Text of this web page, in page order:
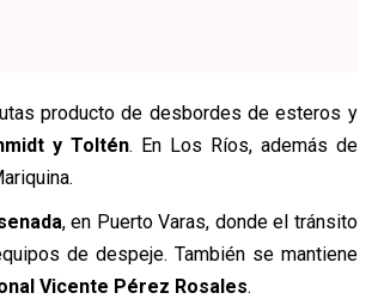
producto de desbordes de esteros y
y Toltén. En Los Ríos, además de
, en Puerto Varas, donde el tránsito
de despeje. También se mantiene
Vicente Pérez Rosales.